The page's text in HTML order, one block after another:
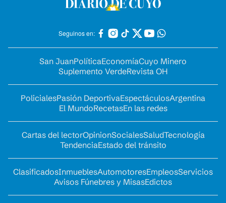
Seguinos en:
San JuanPolíticaEconomíaCuyo Minero
Suplemento VerdeRevista OH
PolicialesPasión DeportivaEspectáculosArgentina
El MundoRecetasEn las redes
Cartas del lectorOpinionSocialesSaludTecnología
TendenciaEstado del tránsito
ClasificadosInmueblesAutomotoresEmpleosServicios
Avisos Fúnebres y MisasEdictos